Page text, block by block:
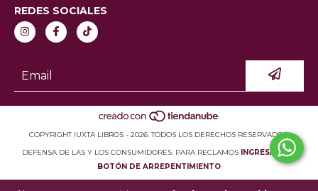
REDES SOCIALES
COPYRIGHT IUXTA LIBROS - 2026. TODOS LOS DERECHOS RESERVADOS.
DEFENSA DE LAS Y LOS CONSUMIDORES. PARA RECLAMOS INGRESÁ ACÁ.
BOTÓN DE ARREPENTIMIENTO